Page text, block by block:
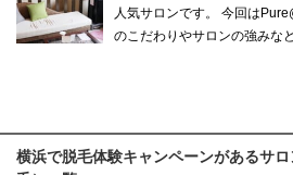
人気サロンです。 今回は
のこだわりやサロンの強みな
横浜で脱毛体験キャンペーンがあるサ